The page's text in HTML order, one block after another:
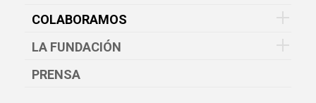
COLABORAMOS
LA FUNDACIÓN
PRENSA